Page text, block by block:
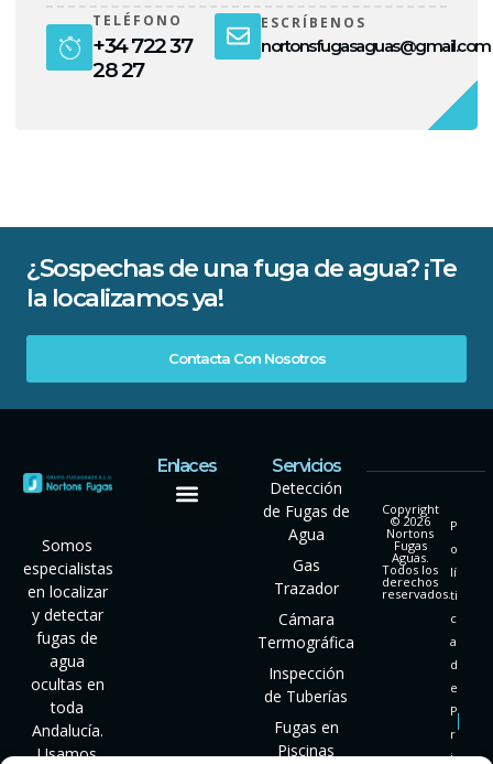
TELÉFONO
+34 722 37
28 27
ESCRÍBENOS
nortonsfugasaguas@gmail.com
¿Sospechas de una fuga de agua? ¡Te
la localizamos ya!
Contacta Con Nosotros
Somos
especialistas
en localizar
y detectar
fugas de
agua
ocultas en
toda
Andalucía.
Usamos
Enlaces
Servicios
Detección
de Fugas de
Agua
Gas
Trazador
Cámara
Termográfica
Inspección
de Tuberías
Fugas en
Piscinas
Copyright
© 2026
Nortons
Fugas
Aguas.
Todos los
derechos
reservados.
P
o
lí
ti
c
a
d
e
P
r
i